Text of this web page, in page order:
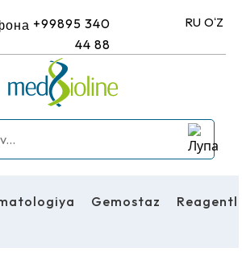
+99895 340
44 88
RU OʻZ
Gemostaz